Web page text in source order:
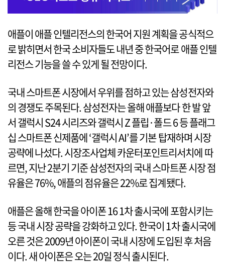
애플이 애플 인텔리전스의 한국어 지원 계획을 공식적으
로 밝히면서 한국 소비자들도 내년 중 한국어로 애플 인텔
리전스 기능을 쓸 수 있게 될 전망이다.
국내 스마트폰 시장에서 우위를 점하고 있는 삼성전자와
의 경쟁도 주목된다. 삼성전자는 올해 애플보다 한 발 앞
서 갤럭시 S24 시리즈와 갤럭시 Z 플립·폴드 6 등 플래그
십 스마트폰 신제품에 ‘갤럭시 AI’를 기본 탑재하며 시장
공략에 나섰다. 시장조사업체 카운터포인트리서치에 따
르면, 지난 2분기 기준 삼성전자의 국내 스마트폰 시장 점
유율은 76%, 애플의 점유율은 22%로 집계됐다.
애플은 올해 한국을 아이폰 16 1차 출시국에 포함시키는
등 국내 시장 공략을 강화하고 있다. 한국이 1차 출시국에
오른 것은 2009년 아이폰이 국내 시장에 도입된 후 처음
이다. 새 아이폰은 오는 20일 정식 출시된다.